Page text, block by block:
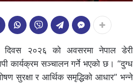
दिवस २०२६ को अवसरमा नेपाल डेरी
कार्यक्रम सञ्चालन गर्ने भएको छ। “दुग्ध
सुरक्षा र आर्थिक समृद्धिको आधार” भन्ने